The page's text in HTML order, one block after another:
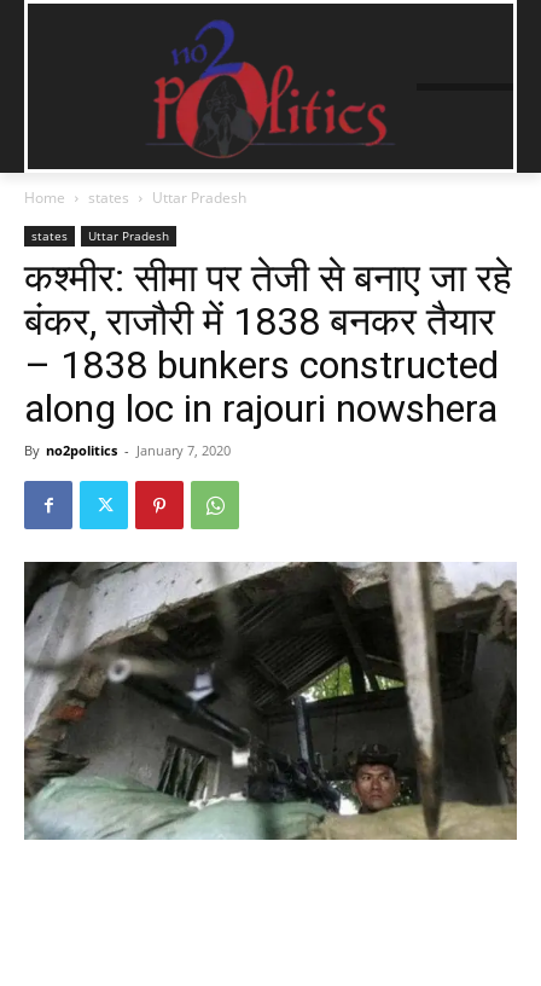
Home states Uttar Pradesh
states Uttar Pradesh
कश्मीर: सीमा पर तेजी से बनाए जा रहे
बंकर, राजौरी में 1838 बनकर तैयार
– 1838 bunkers constructed
along loc in rajouri nowshera
By no2politics - January 7, 2020